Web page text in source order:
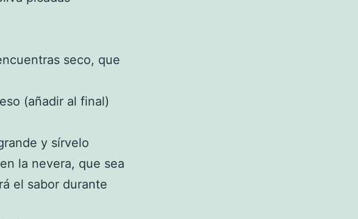
seco, que
(añadir al final)
y sírvelo
la nevera, que sea
el sabor durante